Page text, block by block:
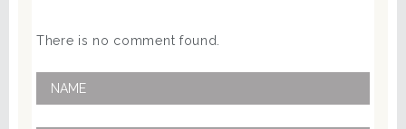
There is no comment found.